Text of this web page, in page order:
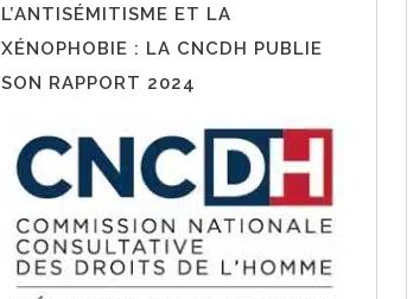
L’ANTISÉMITISME ET LA
XÉNOPHOBIE : LA CNCDH PUBLIE
SON RAPPORT 2024